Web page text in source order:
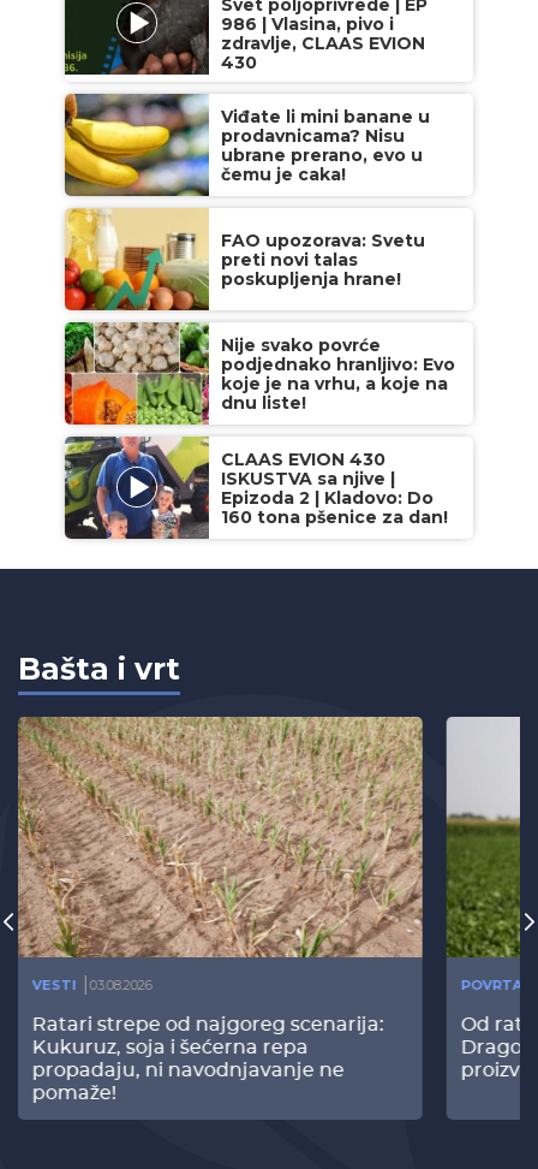
Svet poljoprivrede | EP
986 | Vlasina, pivo i
zdravlje, CLAAS EVION
430
Viđate li mini banane u
prodavnicama? Nisu
ubrane prerano, evo u
čemu je caka!
FAO upozorava: Svetu
preti novi talas
poskupljenja hrane!
Nije svako povrće
podjednako hranljivo: Evo
koje je na vrhu, a koje na
dnu liste!
CLAAS EVION 430
ISKUSTVA sa njive |
Epizoda 2 | Kladovo: Do
160 tona pšenice za dan!
Bašta i vrt
VESTI 03.08.2026
Ratari strepe od najgoreg scenarija:
Kukuruz, soja i šećerna repa
propadaju, ni navodnjavanje ne
pomaže!
Od